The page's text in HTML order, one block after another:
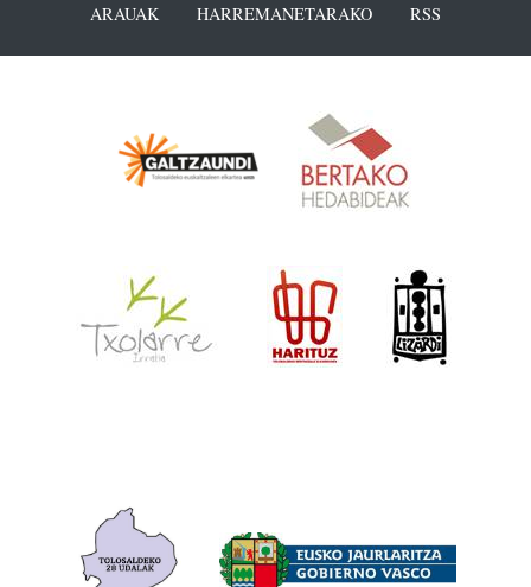
ARAUAK
HARREMANETARAKO RSS